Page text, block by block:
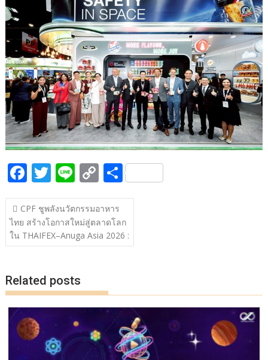
o
o
k
Li
n
k
F
ac
e
b
o
k
T
w
itt
er
Li
n
e
C
o
p
y
Li
k
S
h
e
แนะแนว
เรื่อง
CPF ชูพลังนวัตกรรมอาหาร
ไทย สร้างโอกาสใหม่สู่ตลาดโลก
ใน THAIFEX–Anuga Asia 2026 :
Related posts